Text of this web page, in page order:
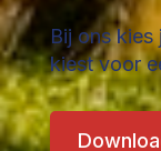
Bij ons
kiest voor